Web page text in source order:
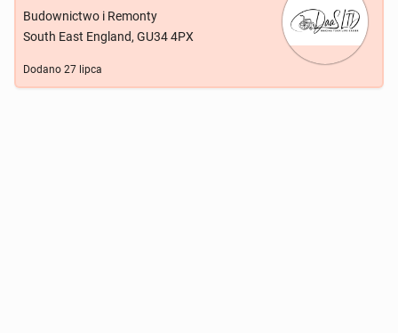
Budownictwo i Remonty
South East England, GU34 4PX
Dodano 27 lipca